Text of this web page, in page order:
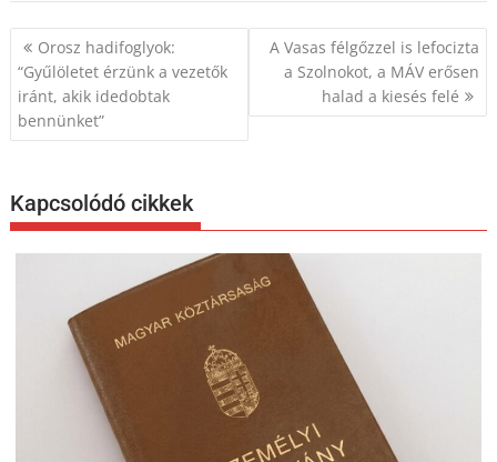
Bejegyzés
navigáció
Orosz hadifoglyok:
“Gyűlöletet érzünk a vezetők
iránt, akik idedobtak
bennünket”
A Vasas félgőzzel is lefocizta
a Szolnokot, a MÁV erősen
halad a kiesés felé
Kapcsolódó cikkek